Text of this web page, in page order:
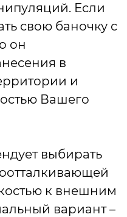
Если
свою баночку с
он
в
и
Вашего
выбирать
к внешним
вариант –